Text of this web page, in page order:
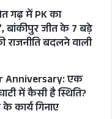
गढ़ में PK का
बांकीपुर जीत के 7 बड़े
राजनीति बदलने वाली
Anniversary: एक
में कैसी है स्थिति?
कार्य गिनाए